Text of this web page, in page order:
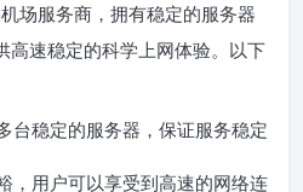
场服务商，拥有稳定的服务器
高速稳定的科学上网体验。以下
台稳定的服务器，保证服务稳定
，用户可以享受到高速的网络连